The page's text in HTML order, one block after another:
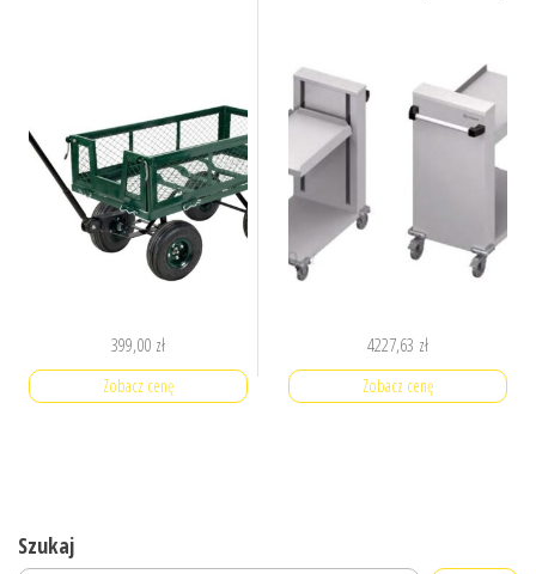
399,00 zł
Zobacz cenę
4227,63 zł
Zobacz cenę
Szukaj